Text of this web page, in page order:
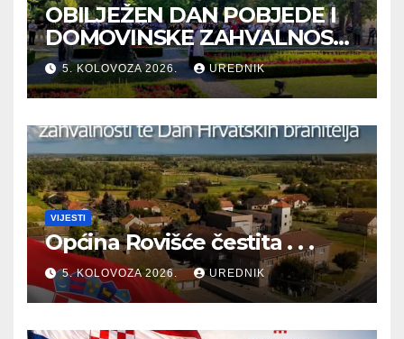
OBILJEŽEN DAN POBJEDE I
DOMOVINSKE ZAHVALNOSTI
TE DAN HRVATSKIH
BRANITELJA
5. KOLOVOZA 2026. UREDNIK
VIJESTI
Općina Rovišće čestita . . .
5. KOLOVOZA 2026. UREDNIK